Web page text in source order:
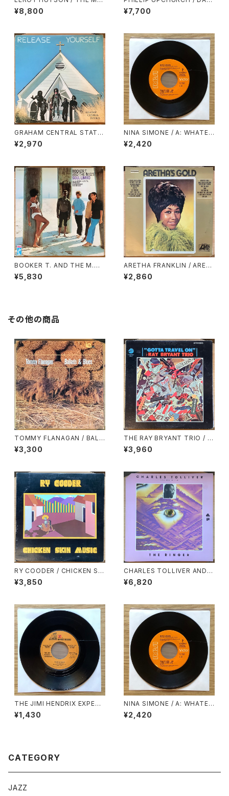
N!
¥8,800
KNESS, DARKNESS
¥7,700
GRAHAM CENTRAL STATIO
N / RELEASE YOURSELF
¥2,970
NINA SIMONE / A: WHATEV
ER I AM (YOU MADE ME) /
B: WHY MUST YOUR LOVE
¥2,420
BOOKER T. AND THE M.
G.’S / SOUL LIMBO
¥5,830
ARETHA FRANKLIN / ARET
HA’S GOLD
¥2,860
その他の商品
TOMMY FLANAGAN / BALL
ADS & BLUES
¥3,300
THE RAY BRYANT TRIO / G
OTTA TRAVEL ON
¥3,960
RY COODER / CHICKEN SKI
N MUSIC
¥3,850
CHARLES TOLLIVER AND
MUSIC INC. / THE RINGER
¥6,820
THE JIMI HENDRIX EXPERI
ENCE / A: PURPLE HAZE /
B: FOXEY LADY
¥1,430
NINA SIMONE / A: WHATEV
ER I AM (YOU MADE ME) /
B: WHY MUST YOUR LOVE
¥2,420
CATEGORY
JAZZ